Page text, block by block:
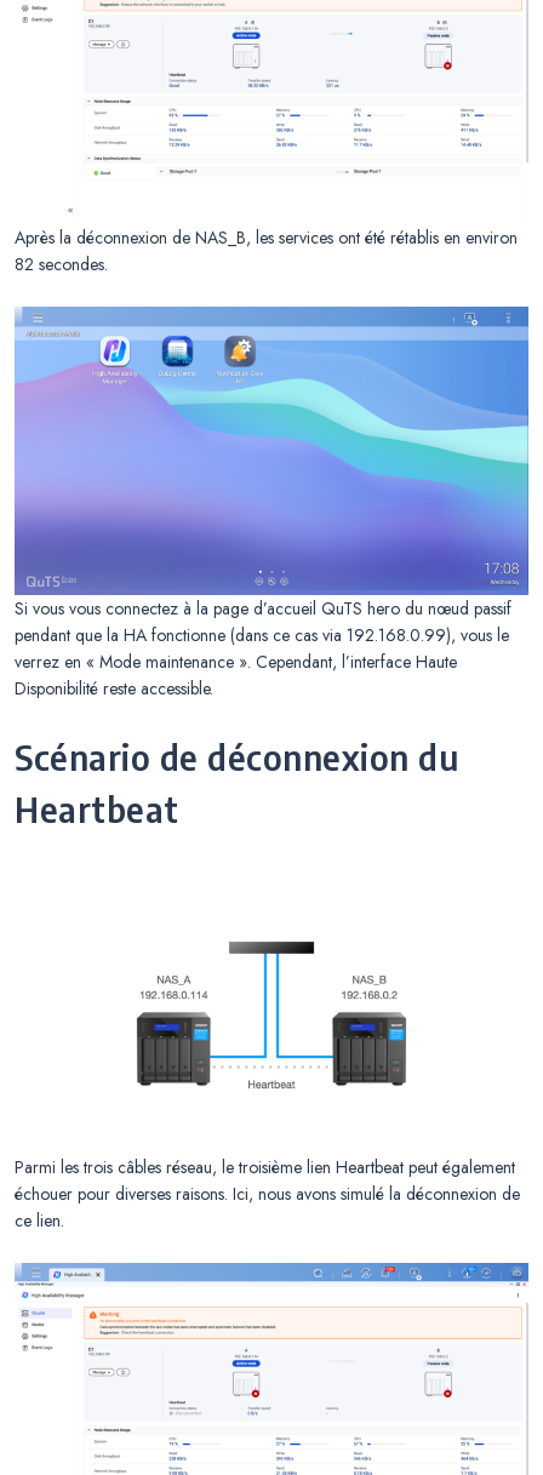
Après la déconnexion de NAS_B, les services ont été rétablis en environ
82 secondes.
Si vous vous connectez à la page d’accueil QuTS hero du nœud passif
pendant que la HA fonctionne (dans ce cas via 192.168.0.99), vous le
verrez en « Mode maintenance ». Cependant, l’interface Haute
Disponibilité reste accessible.
Scénario de déconnexion du
Heartbeat
Parmi les trois câbles réseau, le troisième lien Heartbeat peut également
échouer pour diverses raisons. Ici, nous avons simulé la déconnexion de
ce lien.